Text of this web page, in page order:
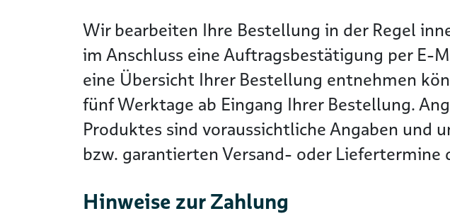
Wir bearbeiten Ihre Bestellung in der Regel
im Anschluss eine Auftragsbestätigung per E-
eine Übersicht Ihrer Bestellung entnehmen
fünf Werktage ab Eingang Ihrer Bestellung.
Produktes sind voraussichtliche Angaben und
bzw. garantierten Versand- oder
Hinweise zur Zahlung